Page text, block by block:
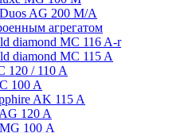
AG 200 M/A
агрегатом
diamond MC 116 A-r
diamond MC 115 A
120 / 110 A
100 A
AK 115 A
120 A
100 А